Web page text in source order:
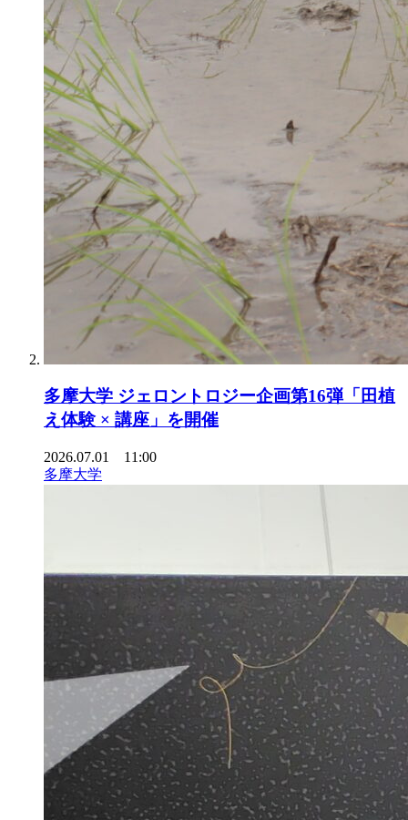
多摩大学 ジェロントロジー企画第16弾「田植
え体験 × 講座」を開催
2026.07.01 11:00
多摩大学